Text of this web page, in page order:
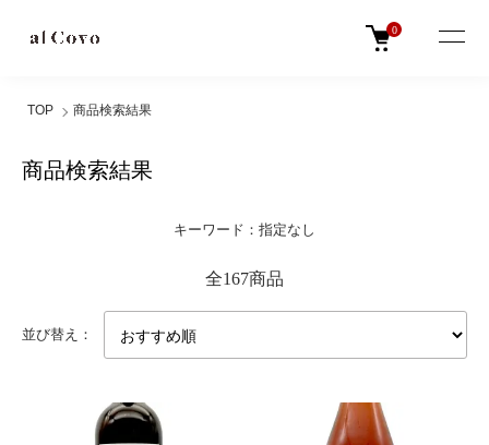
0
TOP 商品検索結果
商品検索結果
キーワード：指定なし
全167商品
並び替え：